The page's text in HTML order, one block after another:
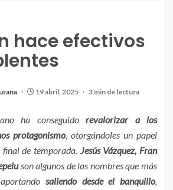
hace efectivos
19 abril, 2025 3 min de lectura
protagonistas con
ha conseguidorevalorizar a los
protagonismo, otorgándoles un papel
de temporada. Jesús Vázquez, Fran
son algunos de los nombres que más
saliendo desde el banquillo,